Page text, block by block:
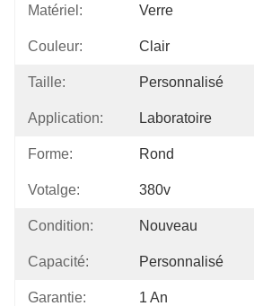
Matériel: Verre
Couleur: Clair
Taille: Personnalisé
Application: Laboratoire
Forme: Rond
Votalge: 380v
Condition: Nouveau
Capacité: Personnalisé
Garantie: 1 An